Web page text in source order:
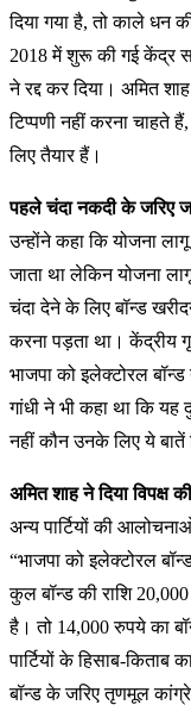
दिया गया है, तो काले धन
2018 में शुरू की गई केंद्र
ने रद्द कर दिया। अमित
टिप्पणी नहीं करना चाहते
लिए तैयार हैं।
पहले चंदा नकदी के जरिए
उन्होंने कहा कि योजना
जाता था लेकिन योजना लागू
चंदा देने के लिए बॉन्ड
करना पड़ता था। केंद्रीय
भाजपा को इलेक्टोरल
गांधी ने भी कहा था कि
नहीं कौन उनके लिए ये
अमित शाह ने दिया विपक्ष
अन्य पार्टियों की
“भाजपा को इलेक्टोरल
कुल बॉन्ड की राशि
है। तो 14,000 रुपये का
पार्टियों के हिसाब-
बॉन्ड के जरिए तृणमूल